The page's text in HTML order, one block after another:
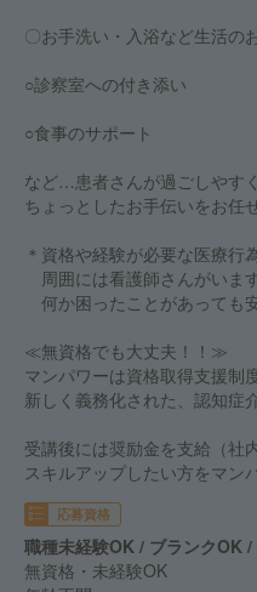
〇お手洗い・入浴など生活の
○診察室への付き添い
○食事のサポート
など…患者さんが過ごしやす
ちょっとしたお手伝いをお任せ
＊資格や経験が必要な医療行
周囲には看護師さんがいます
何か困ったことがあっても
≪無資格でも大丈夫！！≫
マンパワーは資格取得支援制
新しく義務化された、認知症
受講後には奨励金を支給（社
スキルアップしたい方をマン
応募資格
職種未経験OK / ブランクOK
無資格・未経験OK